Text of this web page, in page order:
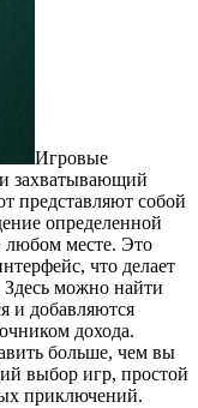
Игровые
захватывающий
представляют собой
определенной
любом месте. Это
что делает
Здесь можно найти
и добавляются
дохода.
больше, чем вы
выбор игр, простой
приключений.